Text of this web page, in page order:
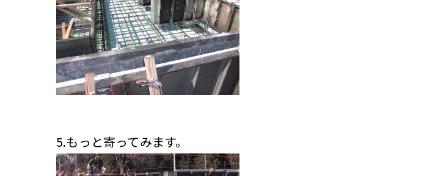
5.もっと寄ってみます。